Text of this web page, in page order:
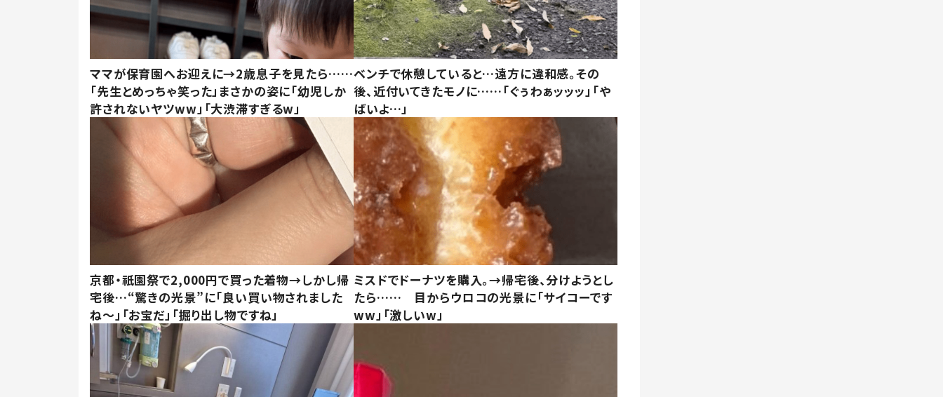
ママが保育園へお迎えに→2歳息子を見たら……
「先生とめっちゃ笑った」まさかの姿に「幼児しか
許されないヤツww」「大渋滞すぎるw」
ベンチで休憩していると…遠方に違和感。その
後、近付いてきたモノに……「ぐぅわぁッッッ」「や
ばいよ…」
京都・祇園祭で2,000円で買った着物→しかし帰
宅後…“驚きの光景”に「良い買い物されました
ね～」「お宝だ」「掘り出し物ですね」
ミスドでドーナツを購入。→帰宅後、分けようとし
たら…… 目からウロコの光景に「サイコーです
ww」「激しいw」